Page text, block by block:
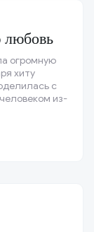
огромную
хиту
с
из-